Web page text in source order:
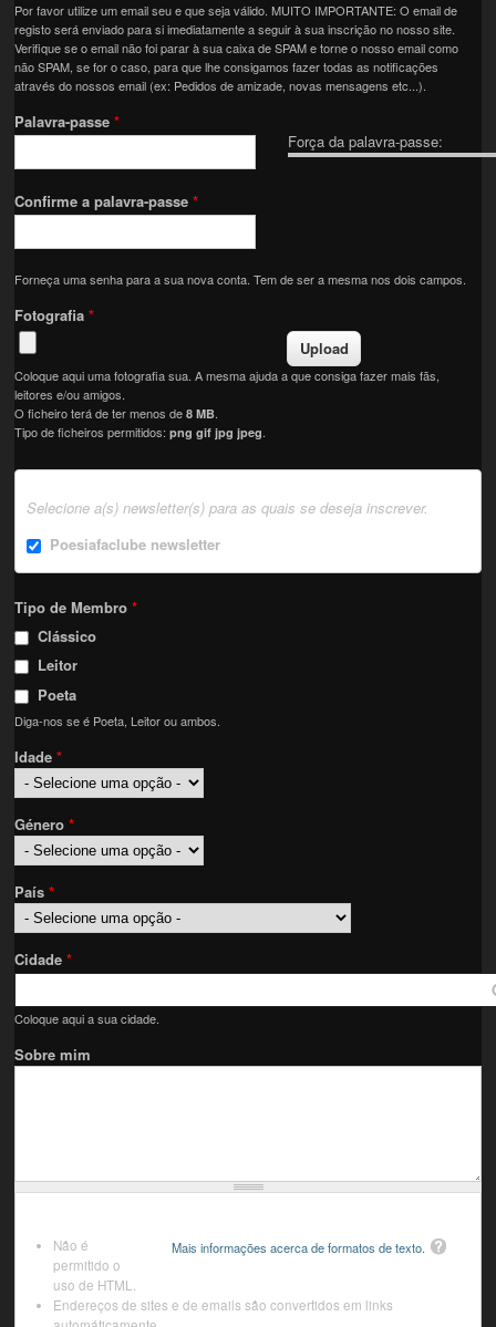
Por favor utilize um email seu e que seja válido. MUITO IMPORTANTE: O email de
registo será enviado para si imediatamente a seguir à sua inscrição no nosso site.
Verifique se o email não foi parar à sua caixa de SPAM e torne o nosso email como
não SPAM, se for o caso, para que lhe consigamos fazer todas as notificações
através do nossos email (ex: Pedidos de amizade, novas mensagens etc...).
Força da palavra-passe:
Palavra-passe*
Confirme a palavra-passe*
Forneça uma senha para a sua nova conta. Tem de ser a mesma nos dois campos.
Fotografia*
Coloque aqui uma fotografia sua. A mesma ajuda a que consiga fazer mais fãs,
leitores e/ou amigos.
O ficheiro terá de ter menos de8 MB
Tipo de ficheiros permitidos:png gif jpg jpeg
Selecione a(s) newsletter(s) para as quais se deseja inscrever.
Poesiafaclube newsletter
Tipo de Membro*
Clássico
Leitor
Poeta
Diga-nos se é Poeta, Leitor ou ambos.
Idade*
Género*
País*
Cidade*
Coloque aqui a sua cidade.
Sobre mim
Mais informações acerca de formatos de texto.
Não é
permitido o
uso de HTML.
Endereços de sites e de emails são convertidos em links